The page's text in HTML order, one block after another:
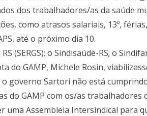
dos trabalhadores/as da saúde
como atrasos salariais, 13º,
até o próximo dia 10.
(SERGS); o Sindisaúde-RS; o
do GAMP, Michele Rosin,
o governo Sartori não está
do GAMP com os/as trabalhadores
uma Assembleia Intersindical para